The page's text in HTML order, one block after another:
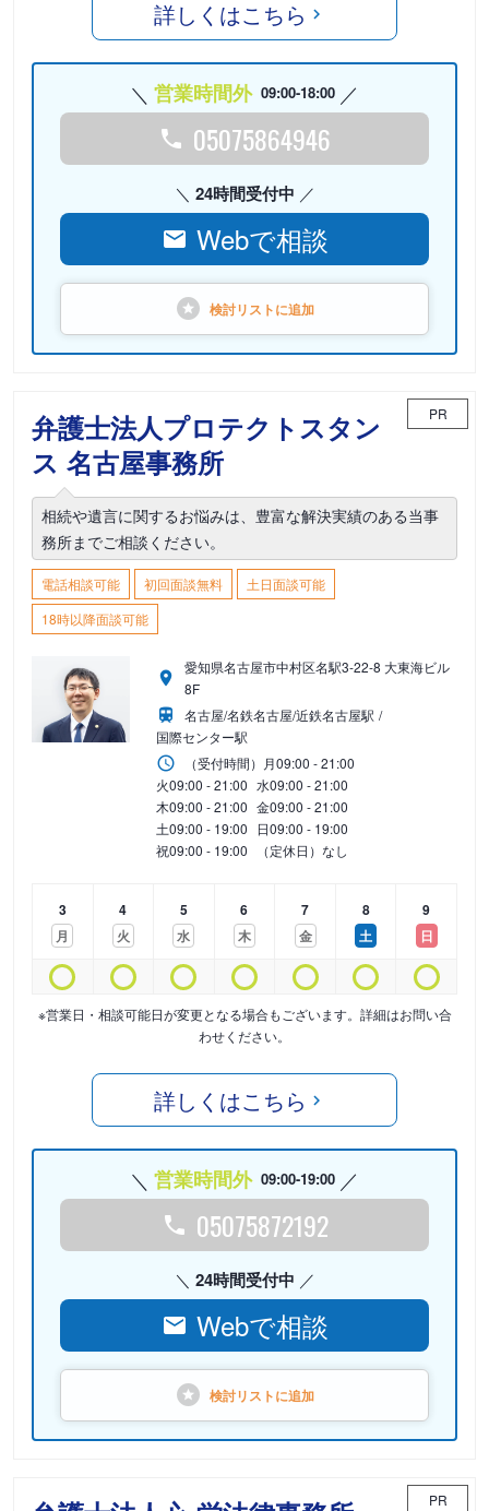
詳しくはこちら
営業時間外 09:00-18:00
05075864946
24時間受付中
Webで相談
検討リストに追加
弁護士法人プロテクトスタン
ス 名古屋事務所
PR
相続や遺言に関するお悩みは、豊富な解決実績のある当事
務所までご相談ください。
電話相談可能 初回面談無料
土日面談可能
18時以降面談可能
愛知県名古屋市中村区名駅3-22-8 大東海ビル
8F
名古屋/名鉄名古屋/近鉄名古屋駅
国際センター駅
（受付時間） 月09:00 - 21:00
火09:00 - 21:00 水09:00 - 21:00
木09:00 - 21:00 金09:00 - 21:00
土09:00 - 19:00 日09:00 - 19:00
祝09:00 - 19:00 （定休日）なし
3
月
4
火
5
水
6
木
7
金
8
土
9
日
※営業日・相談可能日が変更となる場合もございます。詳細はお問い合
わせください。
詳しくはこちら
営業時間外 09:00-19:00
05075872192
24時間受付中
Webで相談
検討リストに追加
PR